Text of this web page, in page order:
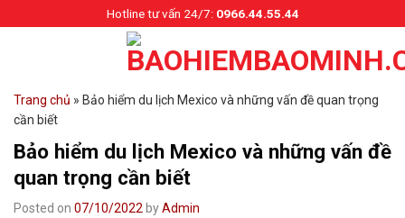
to
Hotline tư vấn 24/7:0966.44.55.44
Trang chủ » Bảo hiểm du lịch Mexico và những vấn đề quan trọng
cần biết
Bảo hiểm du lịch Mexico và những vấn đề
quan trọng cần biết
Posted on 07/10/2022 byAdmin